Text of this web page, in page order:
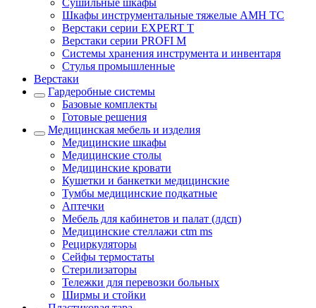
Шкафы инструментальные тяжелые AMH TC
Верстаки серии EXPERT T
Верстаки серии PROFI M
Системы хранения инструмента и инвентаря
Стулья промышленные
Верстаки
Гардеробные системы
Базовые комплекты
Готовые решения
Медицинская мебель и изделия
Медицинские шкафы
Медицинские столы
Медицинские кровати
Кушетки и банкетки медицинские
Тумбы медицинские подкатные
Аптечки
Мебель для кабинетов и палат (лдсп)
Медицинские стеллажи ctm ms
Рециркуляторы
Сейфы термостаты
Стерилизаторы
Тележки для перевозки больных
Ширмы и стойки